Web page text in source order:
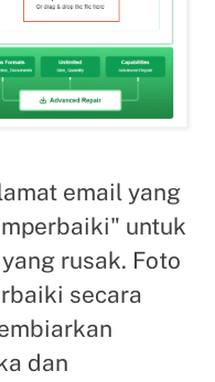
email yang
untuk
rusak. Foto
secara
dan